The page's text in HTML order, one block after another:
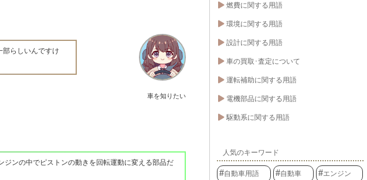
車を知りたい
部らしいんですけ
ンの中でピストンの動きを回転運動に変える部品だ
燃費に関する用語
環境に関する用語
設計に関する用語
車の買取･査定について
運転補助に関する用語
電機部品に関する用語
駆動系に関する用語
人気のキーワード
自動車用語 自動車 エンジン